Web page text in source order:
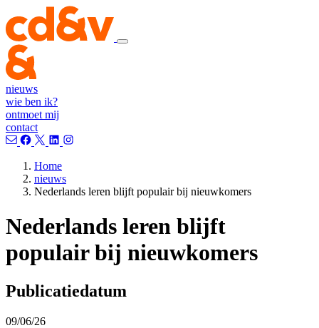
nieuws
wie ben ik?
ontmoet mij
contact
Home
nieuws
Nederlands leren blijft populair bij nieuwkomers
Nederlands leren blijft
populair bij nieuwkomers
Publicatiedatum
09/06/26